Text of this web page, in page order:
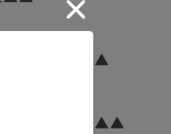
におすすめ▲▲
くなりました▲▲